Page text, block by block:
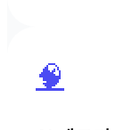
🧠